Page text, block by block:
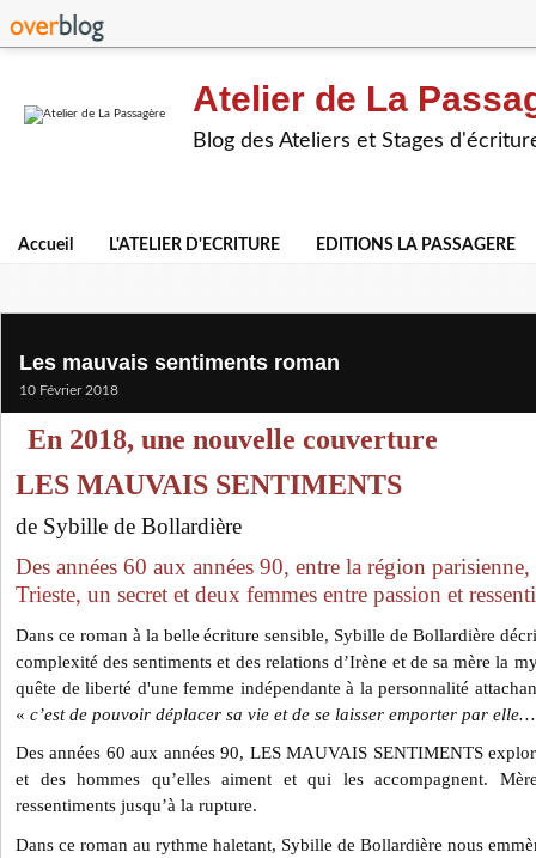
Atelier de La
Blog des Ateliers et Stages
Accueil L'ATELIER D'ECRITURE EDITIONS LA PASSAGERE
Les mauvais sentiments roman
10 Février 2018
En 2018, une nouvelle couverture
LES MAUVAIS SENTIMENTS
de Sybille de Bollardière
Des années 60 aux années 90, entre la région
Trieste, un secret et deux femmes entre passion et
Dans ce roman à la belle écriture sensible, Sybille de Bollardière
complexité des sentiments et des relations d’Irène et de sa mère la
quête de liberté d'une femme indépendante à la personnalité
« c’est de pouvoir déplacer sa vie et de se laisser emporter par
Des années 60 aux années 90, LES MAUVAIS SENTIMENTS
et des hommes qu’elles aiment et qui les accompagnent.
ressentiments jusqu’à la rupture.
Dans ce roman au rythme haletant, Sybille de Bollardière nous